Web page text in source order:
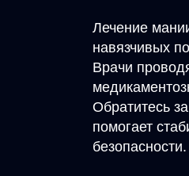
Лечение
навязчивых
Врачи
Обратитесь
помогает
безопасности.